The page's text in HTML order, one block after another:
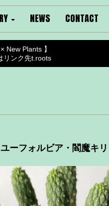
NEWS CONTACT
New Plants 】
リンク先t.roots
ユーフォルビア・閻魔キ